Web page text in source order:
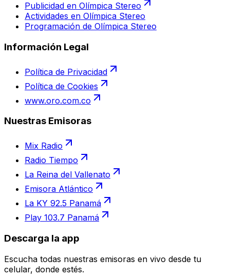
Publicidad en Olímpica Stereo
Actividades en Olímpica Stereo
Programación de Olímpica Stereo
Información Legal
Política de Privacidad
Política de Cookies
www.oro.com.co
Nuestras Emisoras
Mix Radio
Radio Tiempo
La Reina del Vallenato
Emisora Atlántico
La KY 92.5 Panamá
Play 103.7 Panamá
Descarga la app
Escucha todas nuestras emisoras en vivo desde tu
celular, donde estés.